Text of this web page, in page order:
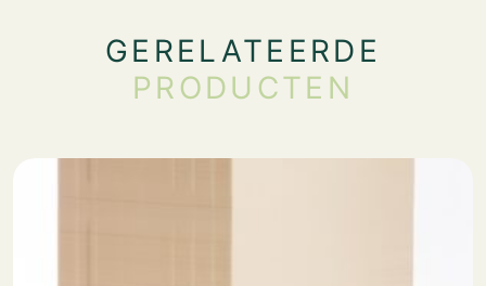
GERELATEERDE
PRODUCTEN